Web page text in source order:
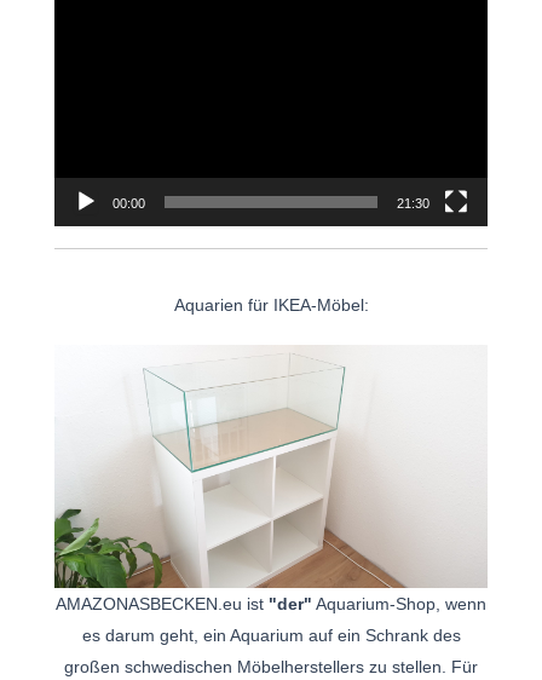
00:00 21:30
Aquarien für IKEA-Möbel:
AMAZONASBECKEN.eu ist "der" Aquarium-Shop, wenn
es darum geht, ein Aquarium auf ein Schrank des
großen schwedischen Möbelherstellers zu stellen. Für